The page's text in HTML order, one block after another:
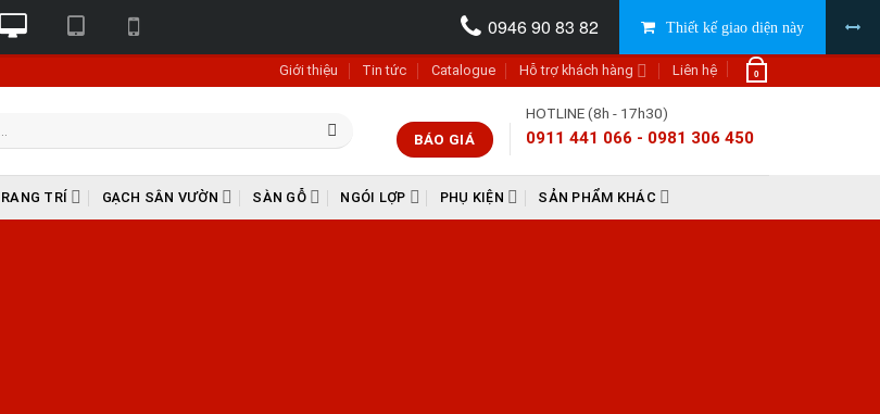
0946 90 83 82 Thiết kế giao diện này